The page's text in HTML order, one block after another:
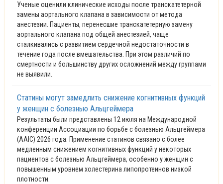
Ученые оценили клинические исходы после транскатетерной
замены аортального клапана в зависимости от метода
анестезии. Пациенты, перенесшие транскатетерную замену
аортального клапана под общей анестезией, чаще
сталкивались с развитием сердечной недостаточности в
течение года после вмешательства. При этом различий по
смертности и большинству других осложнений между группами
не выявили.
Статины могут замедлить снижение когнитивных функций
у женщин с болезнью Альцгеймера
Результаты были представлены 12 июля на Международной
конференции Ассоциации по борьбе с болезнью Альцгеймера
(AAIC) 2026 года. Применение статинов связано с более
медленным снижением когнитивных функций у некоторых
пациентов с болезнью Альцгеймера, особенно у женщин с
повышенным уровнем холестерина липопротеинов низкой
плотности.